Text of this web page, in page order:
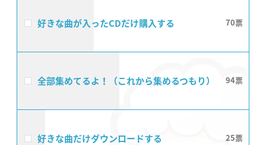
好きな曲が入ったCDだけ購入する 70
全部集めてるよ！（これから集めるつもり） 94
好きな曲だけダウンロードする 25